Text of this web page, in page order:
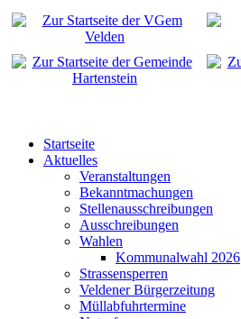
Startseite
Aktuelles
Veranstaltungen
Bekanntmachungen
Stellenausschreibungen
Ausschreibungen
Wahlen
Kommunalwahl 2026
Strassensperren
Veldener Bürgerzeitung
Müllabfuhrtermine